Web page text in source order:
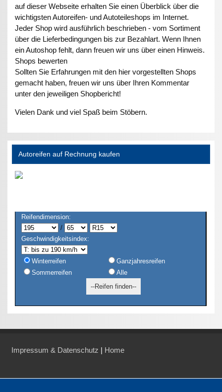
auf dieser Webseite erhalten Sie einen Überblick über die
wichtigsten Autoreifen- und Autoteileshops im Internet.
Jeder Shop wird ausführlich beschrieben - vom Sortiment
über die Lieferbedingungen bis zur Bezahlart. Wenn Ihnen
ein Autoshop fehlt, dann freuen wir uns über einen Hinweis.
Shops bewerten
Sollten Sie Erfahrungen mit den hier vorgestellten Shops
gemacht haben, freuen wir uns über Ihren Kommentar
unter den jeweiligen Shopbericht!
Vielen Dank und viel Spaß beim Stöbern.
Autoreifen auf Rechnung kaufen
Reifendimension:
/
Geschwindigkeitsindex:
Winterreifen
Ganzjahresreifen
Sommerreifen
Alle
Impressum & Datenschutz | Home